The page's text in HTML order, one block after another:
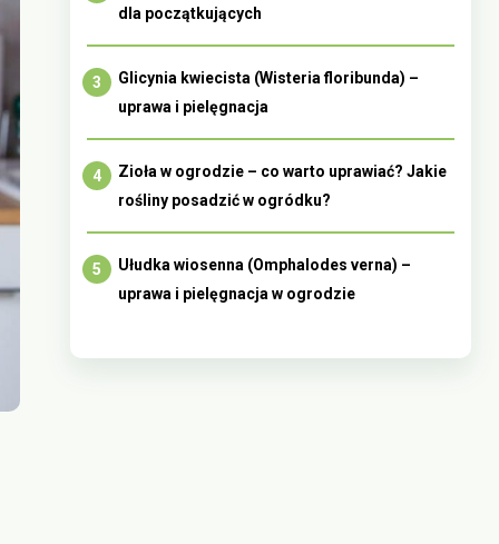
dla początkujących
Glicynia kwiecista (Wisteria floribunda) –
uprawa i pielęgnacja
Zioła w ogrodzie – co warto uprawiać? Jakie
rośliny posadzić w ogródku?
Ułudka wiosenna (Omphalodes verna) –
uprawa i pielęgnacja w ogrodzie